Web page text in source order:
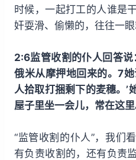
时候，一起打工的人谁是
奸耍滑、偷懒的，往往一眼
2:6监管收割的仆人回答
俄米从摩押地回来的。7
人拾取打捆剩下的麦穗。’
屋子里坐一会儿，常在这里
“监管收割的仆人”，我们
有负责收割的，还有负责